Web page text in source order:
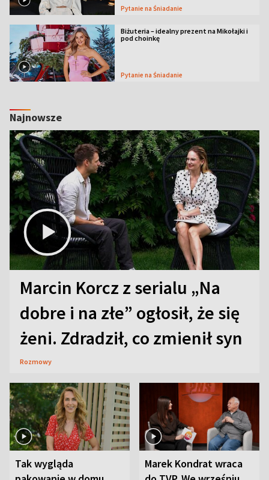
Pytanie na Śniadanie
Biżuteria – idealny prezent na Mikołajki i
pod choinkę
Pytanie na Śniadanie
Najnowsze
Marcin Korcz z serialu „Na
dobre i na złe” ogłosił, że się
żeni. Zdradził, co zmienił syn
Rozmowy
Tak wygląda
Marek Kondrat wraca